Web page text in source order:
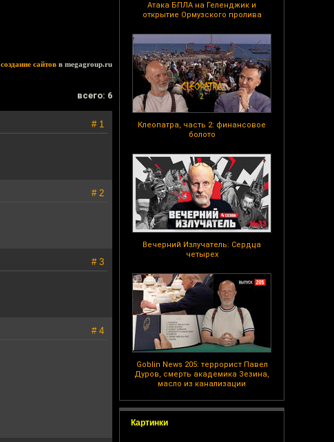
Атака БПЛА на Геленджик и
открытие Ормузского пролива
Клеопатра, часть 2: финансовое
болото
Вечерний Излучатель: Сердца
четырех
Goblin News 205: террорист Павел
Дуров, смерть академика Зезина,
масло из канализации
Картинки
создание сайтов в megagroup.ru
всего: 6
# 1
# 2
# 3
# 4